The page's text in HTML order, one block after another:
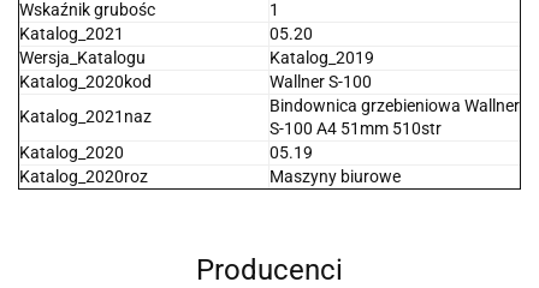
Wskaźnik grubośc
1
Katalog_2021
05.20
Wersja_Katalogu
Katalog_2019
Katalog_2020kod
Wallner S-100
Katalog_2021naz
Bindownica grzebieniowa Wallner
S-100 A4 51mm 510str
Katalog_2020
05.19
Katalog_2020roz
Maszyny biurowe
Producenci